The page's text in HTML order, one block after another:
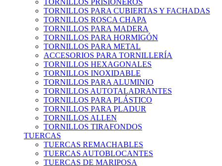
TORNILLOS PRISIONEROS
TORNILLOS PARA CUBIERTAS Y FACHADAS
TORNILLOS ROSCA CHAPA
TORNILLOS PARA MADERA
TORNILLOS PARA HORMIGÓN
TORNILLOS PARA METAL
ACCESORIOS PARA TORNILLERÍA
TORNILLOS HEXAGONALES
TORNILLOS INOXIDABLE
TORNILLOS PARA ALUMINIO
TORNILLOS AUTOTALADRANTES
TORNILLOS PARA PLÁSTICO
TORNILLOS PARA PLADUR
TORNILLOS ALLEN
TORNILLOS TIRAFONDOS
TUERCAS
TUERCAS REMACHABLES
TUERCAS AUTOBLOCANTES
TUERCAS DE MARIPOSA